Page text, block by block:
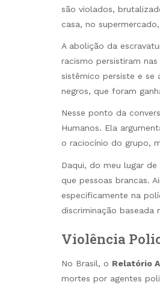
são violados,
casa, no
A abolição da
racismo persistiram
sistêmico persiste e se
negros, que foram
Nesse ponto da
Humanos. Ela
o raciocínio do grupo,
Daqui, do meu lugar
que pessoas brancas.
especificamente na
discriminação baseada
Violência
No Brasil, o Relatório
mortes por agentes